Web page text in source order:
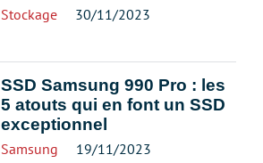
Stockage 30/11/2023
SSD Samsung 990 Pro : les
5 atouts qui en font un SSD
exceptionnel
Samsung 19/11/2023